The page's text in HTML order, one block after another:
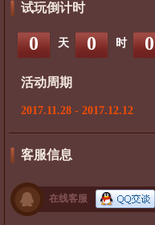
试玩倒计时
0 天 0 时 0
活动周期
2017.11.28 - 2017.12.12
客服信息
在线客服